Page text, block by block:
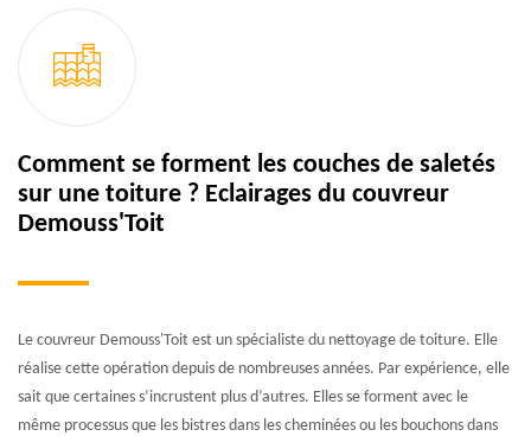
Comment se forment les couches de saletés
sur une toiture ? Eclairages du couvreur
Demouss'Toit
Le couvreur Demouss'Toit est un spécialiste du nettoyage de toiture. Elle
réalise cette opération depuis de nombreuses années. Par expérience, elle
sait que certaines s’incrustent plus d’autres. Elles se forment avec le
même processus que les bistres dans les cheminées ou les bouchons dans